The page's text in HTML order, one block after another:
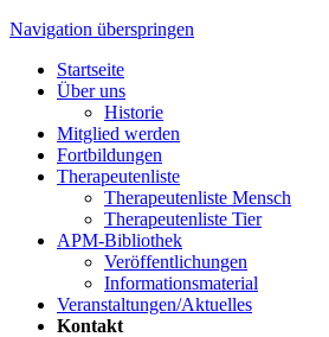
Navigation überspringen
Startseite
Über uns
Historie
Mitglied werden
Fortbildungen
Therapeutenliste
Therapeutenliste Mensch
Therapeutenliste Tier
APM-Bibliothek
Veröffentlichungen
Informationsmaterial
Veranstaltungen/Aktuelles
Kontakt